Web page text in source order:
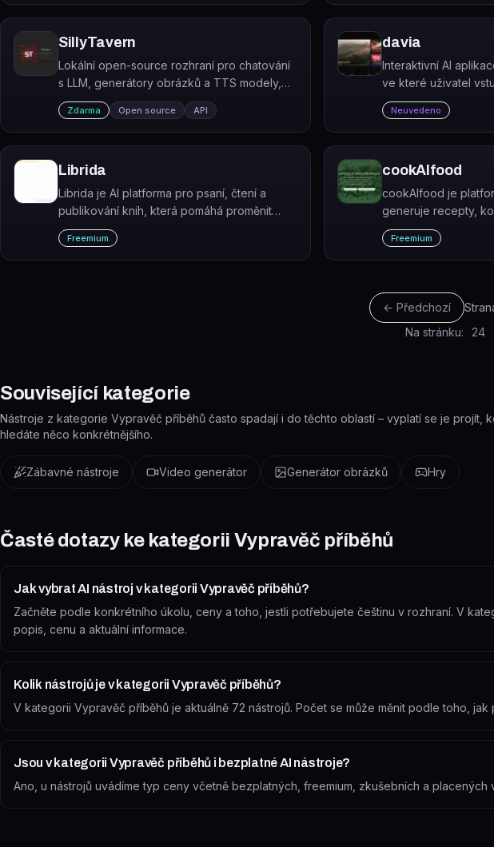
SillyTavern
Lokální open-source rozhraní pro chatování
s LLM, generátory obrázků a TTS modely,
určené pokročilým uživatelům a fanouškům
roleplay.
Zdarma Open source API
davia
Interaktivní AI
ve které uživatel
volby ovlivňují jeho
Neuvedeno
Librida
Librida je AI platforma pro psaní, čtení a
publikování knih, která pomáhá proměnit
nápad v hotovou knihu.
Freemium
cookAIfood
cookAIfood je
generuje recepty,
fotorealistické
ingrediencí nebo
Freemium
← Předchozí
Na stránku:
24
Související kategorie
Nástroje z kategorie Vypravěč příběhů často spadají i do těchto oblastí – vyplatí se je projít,
hledáte něco konkrétnějšího.
Zábavné nástroje Video generátor Generátor obrázků Hry
Časté dotazy ke kategorii Vypravěč příběhů
Jak vybrat AI nástroj v kategorii Vypravěč příběhů?
Začněte podle konkrétního úkolu, ceny a toho, jestli potřebujete češtinu v rozhraní. V
popis, cenu a aktuální informace.
Kolik nástrojů je v kategorii Vypravěč příběhů?
V kategorii Vypravěč příběhů je aktuálně 72 nástrojů. Počet se může měnit podle toho,
Jsou v kategorii Vypravěč příběhů i bezplatné AI nástroje?
Ano, u nástrojů uvádíme typ ceny včetně bezplatných, freemium, zkušebních a